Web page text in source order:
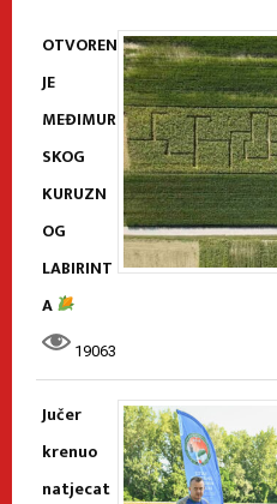
OTVOREN
JE
MEĐIMUR
SKOG
KURUZN
OG
LABIRINT
A
19063
Jučer
krenuo
natjecat